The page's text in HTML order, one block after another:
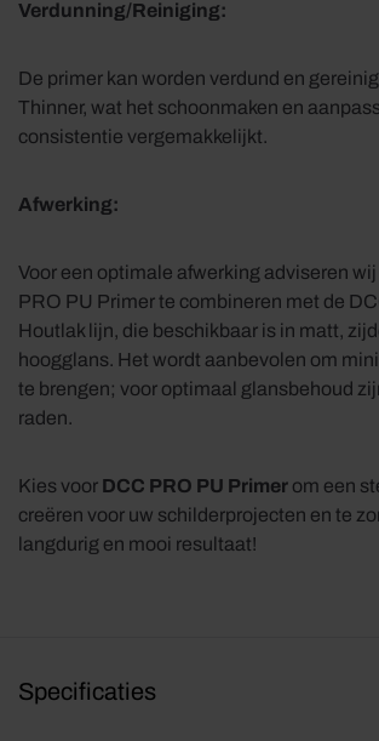
Verdunning/Reiniging:
De primer kan worden verdund en
Thinner, wat het schoonmaken en
consistentie vergemakkelijkt.
Afwerking:
Voor een optimale afwerking adviseren
PRO PU Primer te combineren met de
Houtlak lijn, die beschikbaar is in matt,
hoogglans. Het wordt aanbevolen om
te brengen; voor optimaal glansbehoud
raden.
Kies voor DCC PRO PU Primer om een
creëren voor uw schilderprojecten en te
langdurig en mooi resultaat!
Specificaties